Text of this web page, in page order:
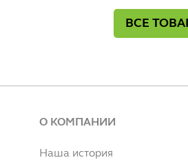
ВСЕ
О КОМПАНИИ
Наша история